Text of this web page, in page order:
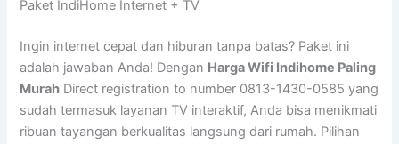
Paket IndiHome Internet + TV
Ingin internet cepat dan hiburan tanpa batas? Paket ini
adalah jawaban Anda! Dengan Harga Wifi Indihome Paling
Murah Direct registration to number 0813-1430-0585 yang
sudah termasuk layanan TV interaktif, Anda bisa menikmati
ribuan tayangan berkualitas langsung dari rumah. Pilihan